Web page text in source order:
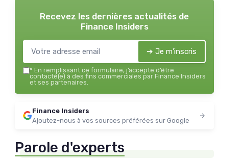
Recevez les dernières actualités de
Finance Insiders
➔ Je m'inscris
* En remplissant ce formulaire, j’accepte d’être
contacté(e) à des fins commerciales par Finance Insiders
et ses partenaires.
Finance Insiders
Ajoutez-nous à vos sources préférées sur Google
Parole d'experts